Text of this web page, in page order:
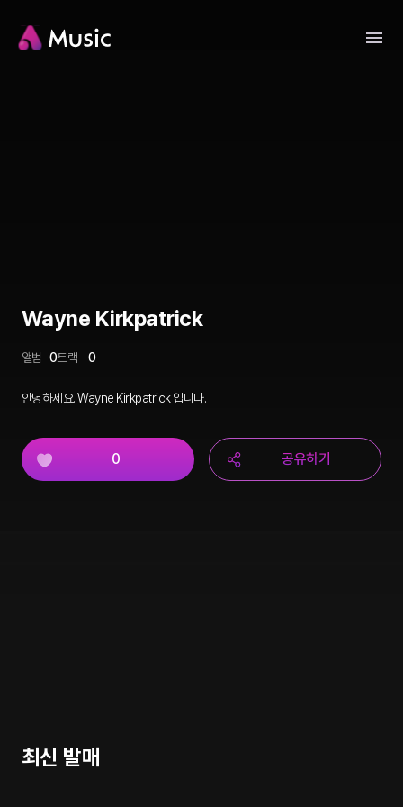
Wayne Kirkpatrick
앨범 0트랙 0
안녕하세요. Wayne Kirkpatrick 입니다.
0 공유하기
최신 발매